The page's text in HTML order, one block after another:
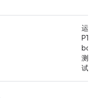
运行
bot
测
试